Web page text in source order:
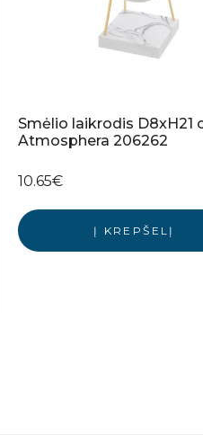
Smėlio laikrodis D8xH21
Atmosphera 206262
10.65€
Į KREPŠELĮ